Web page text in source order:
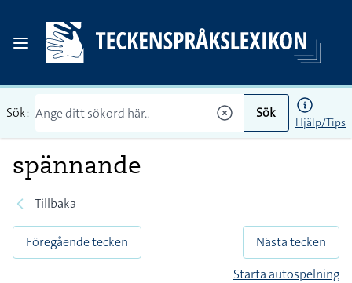
Sök: Sök
Hjälp/Tips
spännande
Tillbaka
Föregående tecken
Nästa tecken
Starta autospelning